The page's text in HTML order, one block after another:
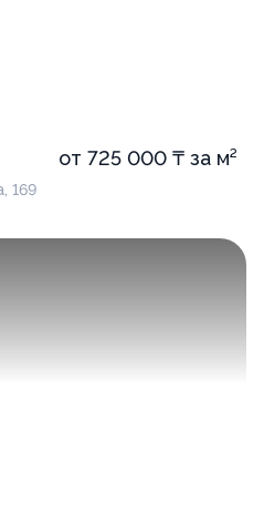
от 725 000 ₸ за м²
169